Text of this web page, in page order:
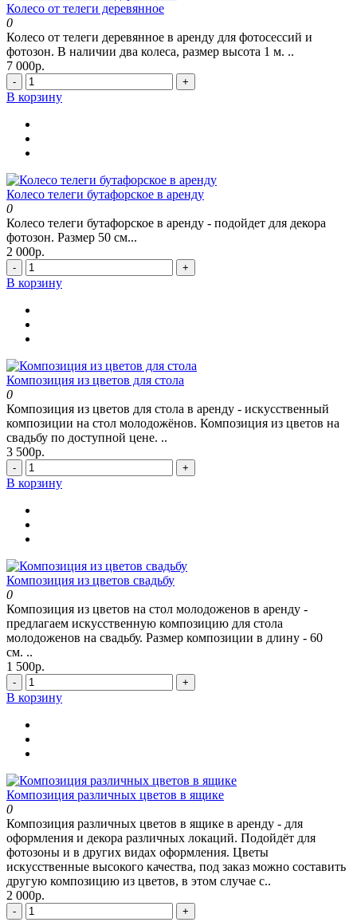
Колесо от телеги деревянное
0
Колесо от телеги деревянное в аренду для фотосессий и
фотозон. В наличии два колеса, размер высота 1 м. ..
7 000р.
- +
В корзину
Колесо телеги бутафорское в аренду
0
Колесо телеги бутафорское в аренду - подойдет для декора
фотозон. Размер 50 см...
2 000р.
- +
В корзину
Композиция из цветов для стола
0
Композиция из цветов для стола в аренду - искусственный
композиции на стол молодожёнов. Композиция из цветов на
свадьбу по доступной цене. ..
3 500р.
- +
В корзину
Композиция из цветов свадьбу
0
Композиция из цветов на стол молодоженов в аренду -
предлагаем искусственную композицию для стола
молодоженов на свадьбу. Размер композиции в длину - 60
см. ..
1 500р.
- +
В корзину
Композиция различных цветов в ящике
0
Композиция различных цветов в ящике в аренду - для
оформления и декора различных локаций. Подойдёт для
фотозоны и в других видах оформления. Цветы
искусственные высокого качества, под заказ можно составить
другую композицию из цветов, в этом случае с..
2 000р.
- +